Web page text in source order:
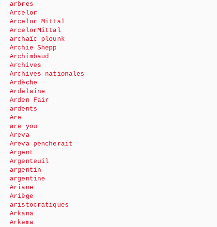
arbres
Arcelor
Arcelor Mittal
ArcelorMittal
archaïc plounk
Archie Shepp
Archimbaud
Archives
Archives nationales
Ardèche
Ardelaine
Arden Fair
ardents
Are
are you
Areva
Areva pencherait
Argent
Argenteuil
argentin
argentine
Ariane
Ariège
aristocratiques
Arkana
Arkema